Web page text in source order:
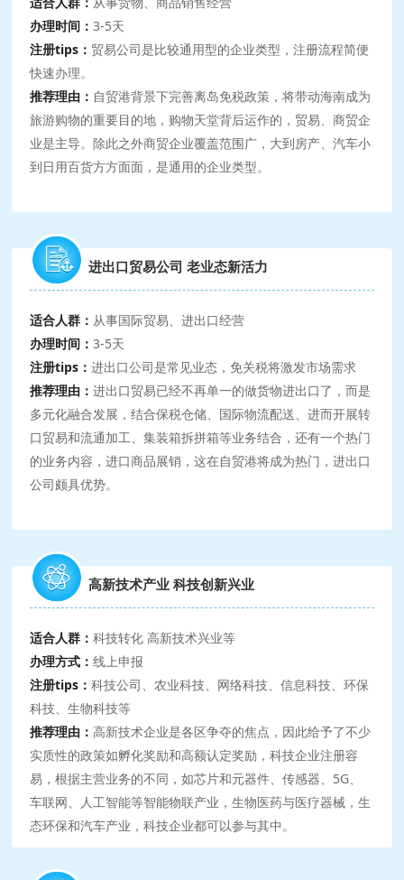
办理时间：3-5天
注册tips： 贸易公司是比较通用型的企业类型，注册流程简便
快速办理。
推荐理由： 自贸港背景下完善离岛免税政策，将带动海南成为
旅游购物的重要目的地，购物天堂背后运作的，贸易、商贸企
业是主导。除此之外商贸企业覆盖范围广，大到房产、汽车小
到日用百货方方面面，是通用的企业类型。
进出口贸易公司 老业态新活力
适合人群： 从事国际贸易、进出口经营
办理时间：3-5天
注册tips：进出口公司是常见业态，免关税将激发市场需求
推荐理由：进出口贸易已经不再单一的做货物进出口了，而是
多元化融合发展，结合保税仓储、国际物流配送、进而开展转
口贸易和流通加工、集装箱拆拼箱等业务结合，还有一个热门
的业务内容，进口商品展销，这在自贸港将成为热门，进出口
公司颇具优势。
高新技术产业 科技创新兴业
适合人群：科技转化 高新技术兴业等
办理方式：线上申报
注册tips：科技公司、农业科技、网络科技、信息科技、环保
科技、生物科技等
推荐理由：高新技术企业是各区争夺的焦点，因此给予了不少
实质性的政策如孵化奖励和高额认定奖励，科技企业注册容
易，根据主营业务的不同，如芯片和元器件、传感器、5G、
车联网、人工智能等智能物联产业，生物医药与医疗器械，生
态环保和汽车产业，科技企业都可以参与其中。